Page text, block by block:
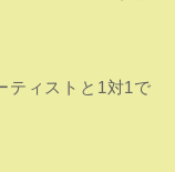
ティストと1対1で